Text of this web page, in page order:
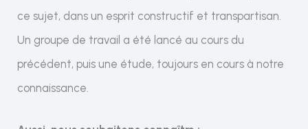
ce sujet, dans un esprit constructif et transpartisan.
Un groupe de travail a été lancé au cours du
précédent, puis une étude, toujours en cours à notre
connaissance.